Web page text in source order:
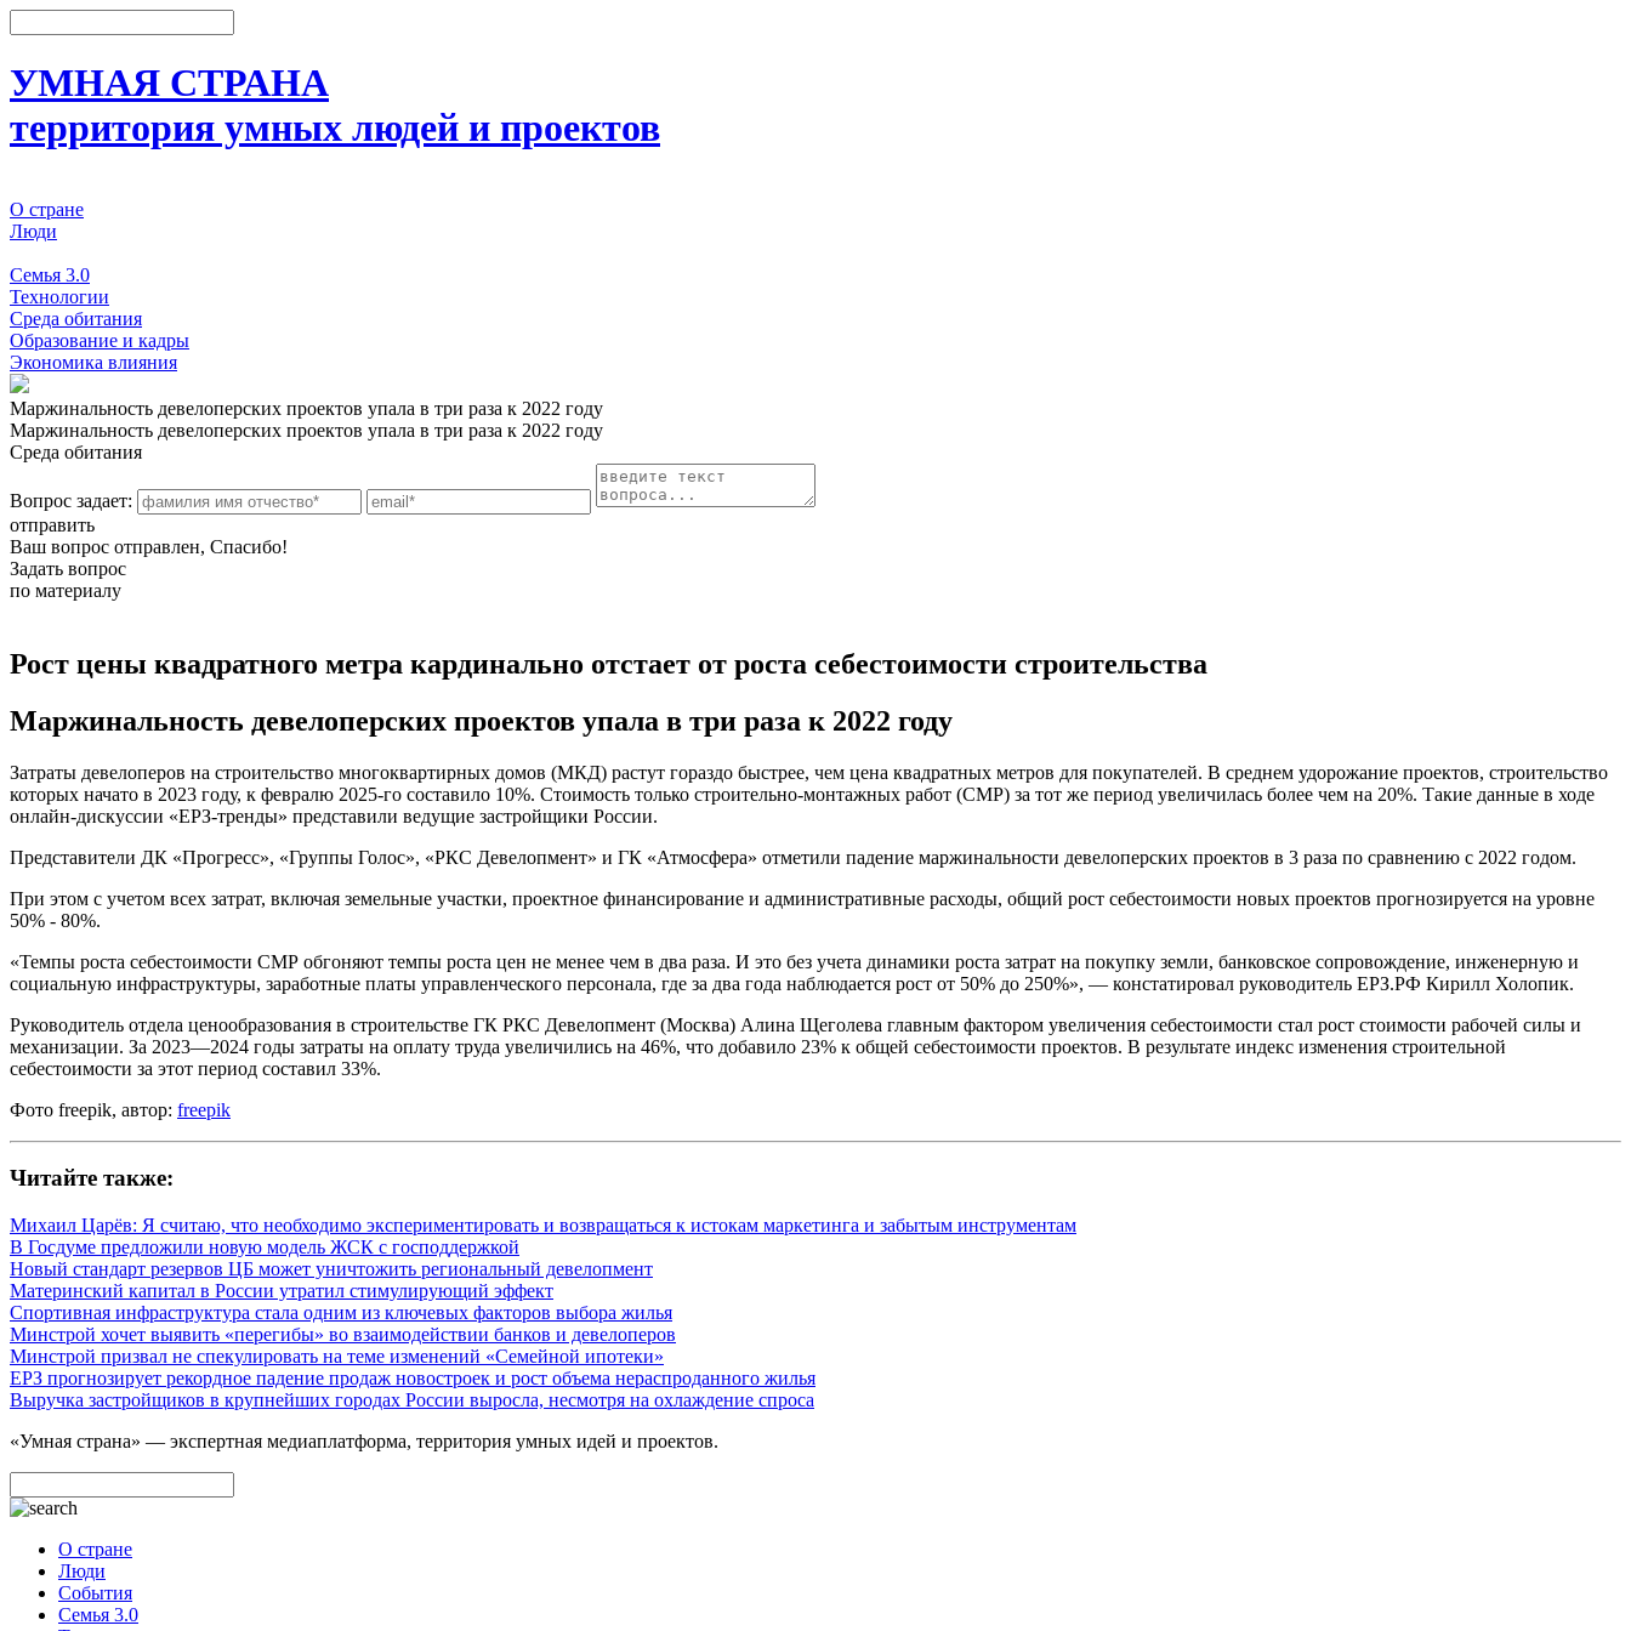
УМНАЯ СТРАНА
территория умных людей и проектов
О стране
Люди
Семья 3.0
Технологии
Среда обитания
Образование и кадры
Экономика влияния
Маржинальность девелоперских проектов упала в три раза к 2022 году
Маржинальность девелоперских проектов упала в три раза к 2022 году
Среда обитания
Вопрос задает:
отправить
Ваш вопрос отправлен, Спасибо!
Задать вопрос
по материалу
Рост цены квадратного метра кардинально отстает от роста себестоимости строительства
Маржинальность девелоперских проектов упала в три раза к 2022 году
Затраты девелоперов на строительство многоквартирных домов (МКД) растут гораздо быстрее, чем цена квадратных метров для покупателей. В среднем удорожание проектов, строительство
которых начато в 2023 году, к февралю 2025-го составило 10%. Стоимость только строительно-монтажных работ (СМР) за тот же период увеличилась более чем на 20%. Такие данные в ходе
онлайн-дискуссии «ЕРЗ-тренды» представили ведущие застройщики России.
Представители ДК «Прогресс», «Группы Голос», «РКС Девелопмент» и ГК «Атмосфера» отметили падение маржинальности девелоперских проектов в 3 раза по сравнению с 2022 годом.
При этом с учетом всех затрат, включая земельные участки, проектное финансирование и административные расходы, общий рост себестоимости новых проектов прогнозируется на уровне
50% - 80%.
«Темпы роста себестоимости СМР обгоняют темпы роста цен не менее чем в два раза. И это без учета динамики роста затрат на покупку земли, банковское сопровождение, инженерную и
социальную инфраструктуры, заработные платы управленческого персонала, где за два года наблюдается рост от 50% до 250%», — констатировал руководитель ЕРЗ.РФ Кирилл Холопик.
Руководитель отдела ценообразования в строительстве ГК РКС Девелопмент (Москва) Алина Щеголева главным фактором увеличения себестоимости стал рост стоимости рабочей силы и
механизации. За 2023—2024 годы затраты на оплату труда увеличились на 46%, что добавило 23% к общей себестоимости проектов. В результате индекс изменения строительной
себестоимости за этот период составил 33%.
Фото freepik, автор: freepik
Читайте также:
Михаил Царёв: Я считаю, что необходимо экспериментировать и возвращаться к истокам маркетинга и забытым инструментам
В Госдуме предложили новую модель ЖСК с господдержкой
Новый стандарт резервов ЦБ может уничтожить региональный девелопмент
Материнский капитал в России утратил стимулирующий эффект
Спортивная инфраструктура стала одним из ключевых факторов выбора жилья
Минстрой хочет выявить «перегибы» во взаимодействии банков и девелоперов
Минстрой призвал не спекулировать на теме изменений «Семейной ипотеки»
ЕРЗ прогнозирует рекордное падение продаж новостроек и рост объема нераспроданного жилья
Выручка застройщиков в крупнейших городах России выросла, несмотря на охлаждение спроса
«Умная страна» — экспертная медиаплатформа, территория умных идей и проектов.
О стране
Люди
События
Семья 3.0